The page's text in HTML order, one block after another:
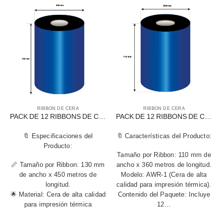
RIBBON DE CERA
PACK DE 12 RIBBONS DE CERA DE 130 MM X 450 MTS PARA IMPRESORA INTERMEC PX61 CON ROLLO REBOBINADOR
🔖 Especificaciones del
Producto:
📏 Tamaño por Ribbon: 130 mm
de ancho x 450 metros de
longitud.
🌟 Material: Cera de alta calidad
para impresión térmica
RIBBON DE CERA
PACK DE 12 RIBBONS DE CERA AWR-1 DE 110 MM X 360 MTS PARA IMPRESORAS DATAMAX, O’NEIL Y HONEYWELL DE 4″
🔖 Características del Producto:
Tamaño por Ribbon: 110 mm de
ancho x 360 metros de longitud.
Modelo: AWR-1 (Cera de alta
calidad para impresión térmica).
Contenido del Paquete: Incluye
12…